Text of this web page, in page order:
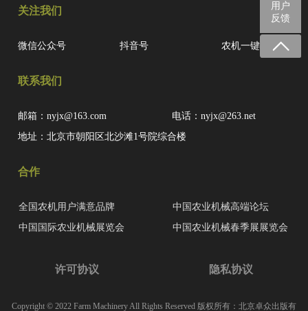
用户
反馈
关注我们
微信公众号 抖音号 农机一键查
联系我们
邮箱：nyjx@163.com
电话：nyjx@263.net
地址：北京市朝阳区北沙滩1号院综合楼
合作
全国农机用户满意品牌
中国农业机械高端论坛
中国国际农业机械展览会
中国农业机械春季展展览会
许可协议 隐私协议
Copyright © 2022 Farm Machinery All Rights Reserved 版权所有：北京卓众出版有